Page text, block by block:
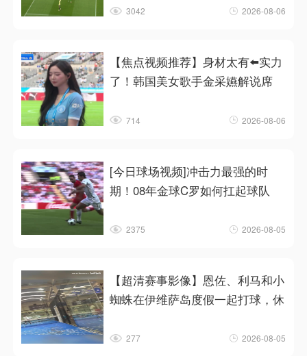
3042 2026-08-06
【焦点视频推荐】身材太有⬅️实力
了！韩国美女歌手金采嬿解说席
714 2026-08-06
[今日球场视频]冲击力最强的时
期！08年金球C罗如何扛起球队
2375 2026-08-05
【超清赛事影像】恩佐、利马和小
蜘蛛在伊维萨岛度假一起打球，休
277 2026-08-05